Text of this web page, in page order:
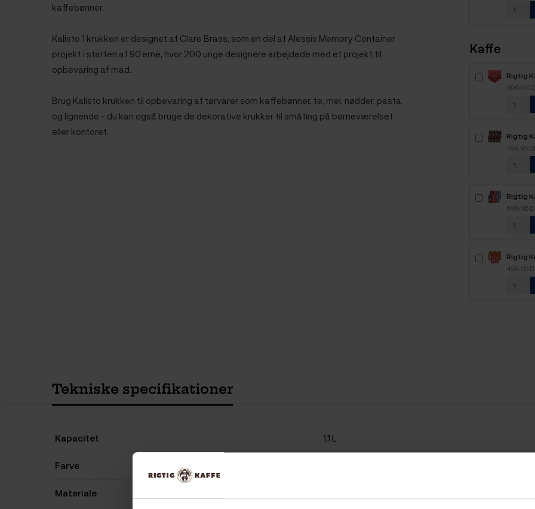
kaffebønner.
Kalisto 1 krukken er designet af Clare Brass, som en del af Alessis Memory Container
projekt i starten af 90’erne, hvor 200 unge designere arbejdede med et projekt til
opbevaring af mad.
Brug Kalisto krukken til opbevaring af tørvarer som kaffebønner, te, mel, nødder, pasta
og lignende - du kan også bruge de dekorative krukker til småting på børneværelset
eller kontoret.
Kaffe
Rigtig
Intenso
999,00
Rigtig
799,95
Rigtig
2,8kg
699,95
Rigtig
2,2kg
499,95
Tekniske specifikationer
Kapacitet 1,1 L
Farve
Materiale